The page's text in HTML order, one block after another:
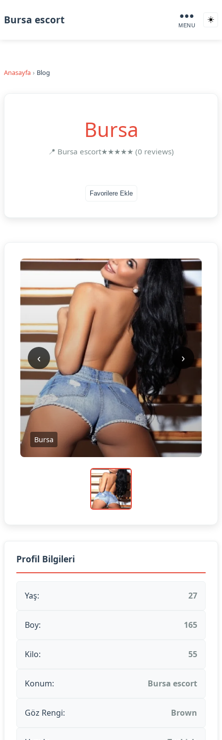
Bursa escort ●●●
MENU
☀️
Anasayfa Blog
Bursa
📍 Bursa escort★★★★★ (0 reviews)
Favorilere Ekle
Bursa
‹ ›
Profil Bilgileri
Yaş: 27
Boy: 165
Kilo: 55
Konum: Bursa escort
Göz Rengi: Brown